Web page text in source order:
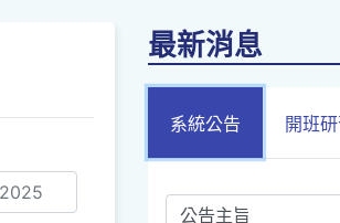
最新消息
系統公告 開班